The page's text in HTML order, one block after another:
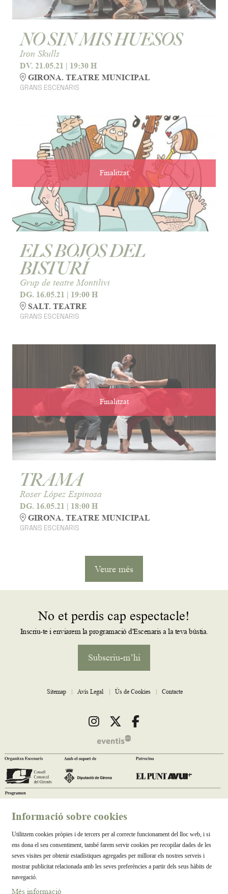
NO SIN MIS HUESOS
Iron Skulls
DV. 21.05.21 | 19:30 H
GIRONA. TEATRE MUNICIPAL
GRANS ESCENARIS
Finalitzat
ELS BOJOS DEL
BISTURÍ
Grup de teatre Montilivi
DG. 16.05.21 | 19:00 H
SALT. TEATRE
GRANS ESCENARIS
Finalitzat
TRAMA
Roser López Espinosa
DG. 16.05.21 | 18:00 H
GIRONA. TEATRE MUNICIPAL
GRANS ESCENARIS
Veure més
No et perdis cap espectacle!
Inscriu-te i enviarem la programació d'Escenaris a la teva bústia.
Subscriu-m’hi
Sitemap | Avís Legal | Ús de Cookies | Contacte
Link a instagram
Link a twitter
Link a facebook
Informació sobre cookies
Utilitzem cookies pròpies i de tercers per al correcte funcionament del lloc web, i si
ens dona el seu consentiment, també farem servir cookies per recopilar dades de les
seves visites per obtenir estadístiques agregades per millorar els nostres serveis i
mostrar publicitat relacionada amb les seves preferències a partir dels seus hàbits de
navegació.
Més informació